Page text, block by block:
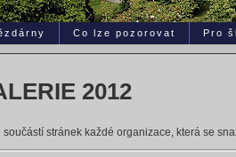
Co lze pozorovat Pro
2012
stránek každé organizace, která se